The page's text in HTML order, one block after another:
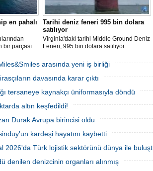
en pahalı
bir parçası
helikopter
koca bir
Tarihi deniz feneri 995 bin dolara
satılıyor
Virginia'daki tarihi Middle Ground Deniz
Feneri, 995 bin dolara satılıyor.
üretebilen bir yaşam alanına
dönüştürüldü.
arasında yeni iş birliği
davasında karar çıktı
tersaneye kaynakçı üniformasıyla döndü
altın keşfedildi!
Durak Avrupa birincisi oldu
kardeşi hayatını kaybetti
2026'da Türk lojistik sektörünü dünya ile
denilen denizcinin organları alınmış